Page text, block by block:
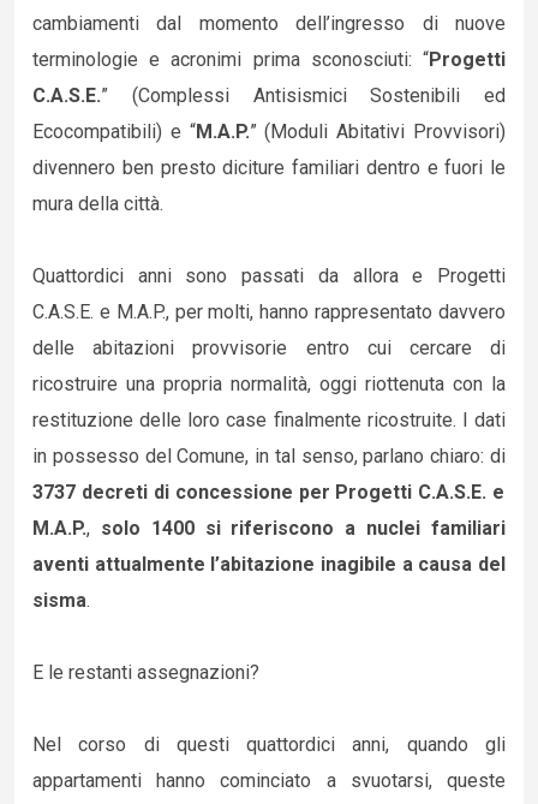
cambiamenti dal momento dell’ingresso di nuove
terminologie e acronimi prima sconosciuti: “Progetti
C.A.S.E.” (Complessi Antisismici Sostenibili ed
Ecocompatibili) e “M.A.P.” (Moduli Abitativi Provvisori)
divennero ben presto diciture familiari dentro e fuori le
mura della città.
Quattordici anni sono passati da allora e Progetti
C.A.S.E. e M.A.P., per molti, hanno rappresentato davvero
delle abitazioni provvisorie entro cui cercare di
ricostruire una propria normalità, oggi riottenuta con la
restituzione delle loro case finalmente ricostruite. I dati
in possesso del Comune, in tal senso, parlano chiaro: di
3737 decreti di concessione per Progetti C.A.S.E. e
M.A.P., solo 1400 si riferiscono a nuclei familiari
aventi attualmente l’abitazione inagibile a causa del
sisma.
E le restanti assegnazioni?
Nel corso di questi quattordici anni, quando gli
appartamenti hanno cominciato a svuotarsi, queste